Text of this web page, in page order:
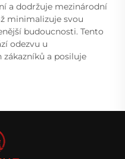
a dodržuje mezinárodní
minimalizuje svou
budoucnosti. Tento
odezvu u
a posiluje